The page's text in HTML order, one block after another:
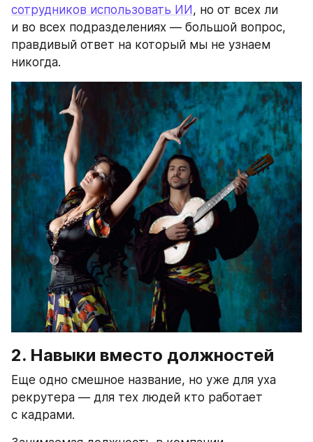
сотрудников использовать ИИ, но от всех ли
и во всех подразделениях — большой вопрос,
правдивый ответ на который мы не узнаем
никогда.
2. Навыки вместо должностей
Еще одно смешное название, но уже для уха
рекрутера — для тех людей кто работает
с кадрами.